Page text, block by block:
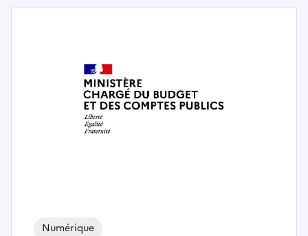
Numérique